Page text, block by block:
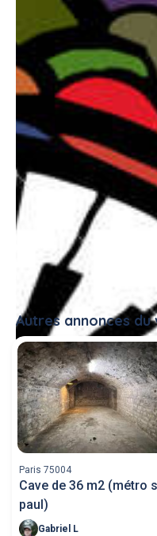
N'hésitez pas à me
#artiste spectacle
Autres annonces du
Paris 75004
Cave de 36 m2 (métro
paul)
Gabriel L